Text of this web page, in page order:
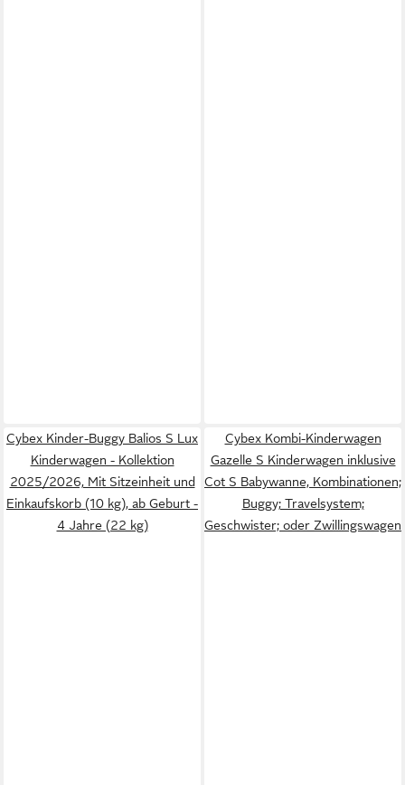
Cybex Kinder-Buggy Balios S Lux
Kinderwagen - Kollektion
2025/2026, Mit Sitzeinheit und
Einkaufskorb (10 kg), ab Geburt -
4 Jahre (22 kg)
Cybex Kombi-Kinderwagen
Gazelle S Kinderwagen inklusive
Cot S Babywanne, Kombinationen;
Buggy; Travelsystem;
Geschwister; oder Zwillingswagen